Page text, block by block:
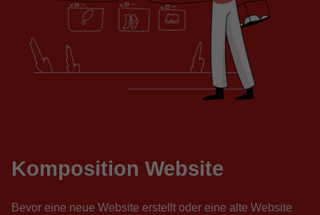
Komposition Website
Bevor eine neue Website erstellt oder eine alte Website